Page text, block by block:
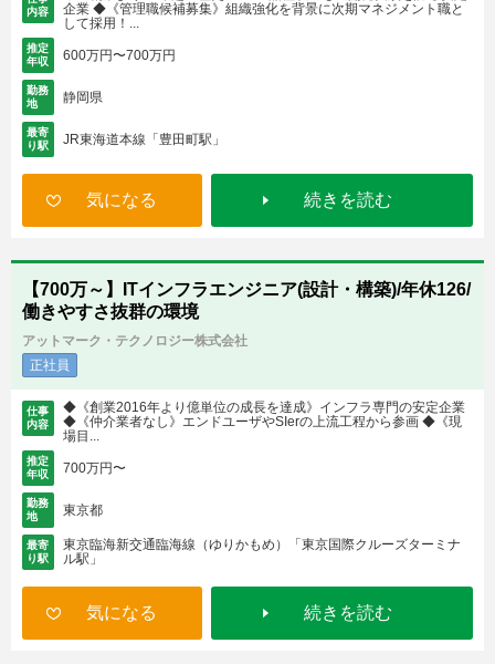
内容
企業 ◆《管理職候補募集》組織強化を背景に次期マネジメント職と
して採用！...
推定
年収
600万円〜700万円
勤務
地
静岡県
最寄
り駅
JR東海道本線「豊田町駅」
気になる 続きを読む
【700万～】ITインフラエンジニア(設計・構築)/年休126/
働きやすさ抜群の環境
アットマーク・テクノロジー株式会社
正社員
仕事
内容
◆《創業2016年より億単位の成長を達成》インフラ専門の安定企業
◆《仲介業者なし》エンドユーザやSIerの上流工程から参画 ◆《現
場目...
推定
年収
700万円〜
勤務
地
東京都
最寄
り駅
東京臨海新交通臨海線（ゆりかもめ）「東京国際クルーズターミナ
ル駅」
気になる 続きを読む